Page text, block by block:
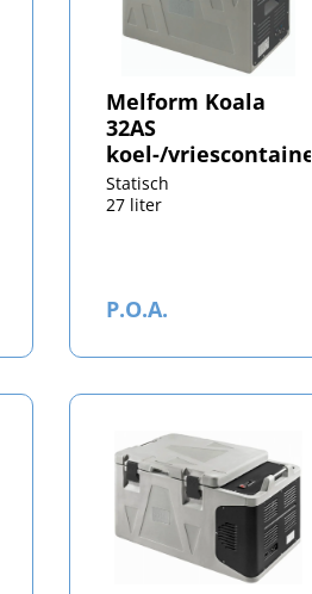
Melform Koala
32AS
koel-/vriescontainer
Statisch
27 liter
P.O.A.